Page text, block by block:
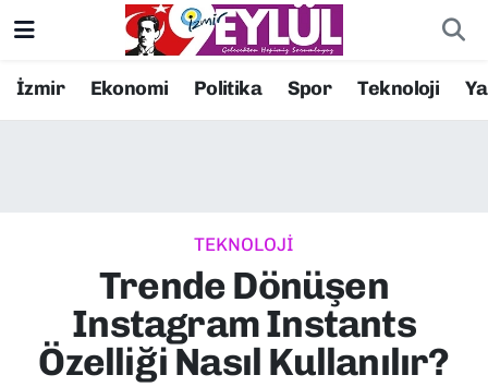
İzmir Ekonomi Politika Spor Teknoloji
TEKNOLOJİ
Trende Dönüşen
Instagram Instants
Özelliği Nasıl Kullanılır?
Resmi İlanlar
EKONOMİ
KÜLTÜR SANAT
Konak Nöbetçi Eczaneler
Süper Lig Puan Durumu ve Fikstür
Tüm Manşetler
Son Dakika Haberleri